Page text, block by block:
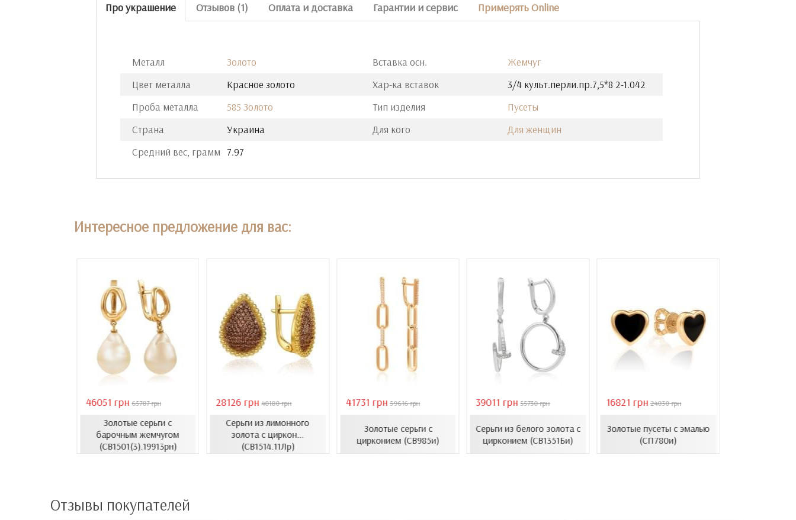
Про украшение Отзывов (1) Оплата и доставка Гарантии и сервис Примерять Online
Металл
Золото
Цвет металла
Красное золото
Проба металла
585 Золото
Страна
Украина
Средний вес, грамм
7.97
Вставка осн.
Жемчуг
Хар-ка вставок
3/4 культ.перли.пр.7,5*8 2-1.042
Тип изделия
Пусеты
Для кого
Для женщин
Интересное предложение для вас:
46051 грн 65787 грн
Золотые серьги с
барочным жемчугом
(СВ1501(3).19913рн)
28126 грн 40180 грн
Серьги из лимонного
золота с циркон...
(СВ1514.11Лр)
41731 грн 59616 грн
Золотые серьги с
цирконием (СВ985и)
39011 грн 55730 грн
Серьги из белого золота с
цирконием (СВ1351Би)
16821 грн 24030 грн
Золотые пусеты с эмалью
(СП780и)
Отзывы покупателей